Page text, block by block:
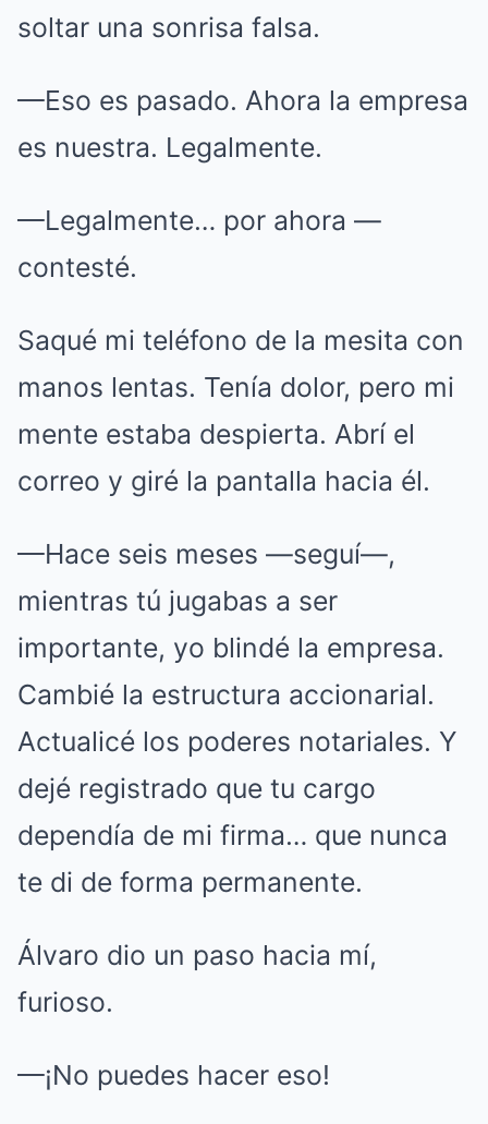
soltar una sonrisa falsa.
—Eso es pasado. Ahora la empresa
es nuestra. Legalmente.
—Legalmente… por ahora —
contesté.
Saqué mi teléfono de la mesita con
manos lentas. Tenía dolor, pero mi
mente estaba despierta. Abrí el
correo y giré la pantalla hacia él.
—Hace seis meses —seguí—,
mientras tú jugabas a ser
importante, yo blindé la empresa.
Cambié la estructura accionarial.
Actualicé los poderes notariales. Y
dejé registrado que tu cargo
dependía de mi firma… que nunca
te di de forma permanente.
Álvaro dio un paso hacia mí,
furioso.
—¡No puedes hacer eso!